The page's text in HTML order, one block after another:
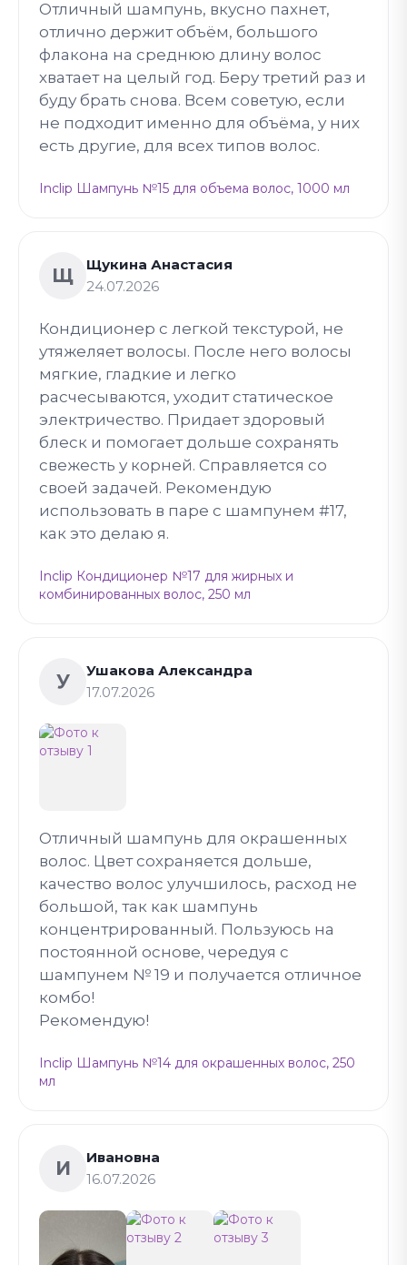
Отличный шампунь, вкусно пахнет,
отлично держит объём, большого
флакона на среднюю длину волос
хватает на целый год. Беру третий раз и
буду брать снова. Всем советую, если
не подходит именно для объёма, у них
есть другие, для всех типов волос.
Inclip Шампунь №15 для объема волос, 1000 мл
Щ
Щукина Анастасия
24.07.2026
Кондиционер с легкой текстурой, не
утяжеляет волосы. После него волосы
мягкие, гладкие и легко
расчесываются, уходит статическое
электричество. Придает здоровый
блеск и помогает дольше сохранять
свежесть у корней. Справляется со
своей задачей. Рекомендую
использовать в паре с шампунем #17,
как это делаю я.
Inclip Кондиционер №17 для жирных и
комбинированных волос, 250 мл
У
Ушакова Александра
17.07.2026
Отличный шампунь для окрашенных
волос. Цвет сохраняется дольше,
качество волос улучшилось, расход не
большой, так как шампунь
концентрированный. Пользуюсь на
постоянной основе, чередуя с
шампунем № 19 и получается отличное
комбо!
Рекомендую!
Inclip Шампунь №14 для окрашенных волос, 250
мл
И
Ивановна
16.07.2026